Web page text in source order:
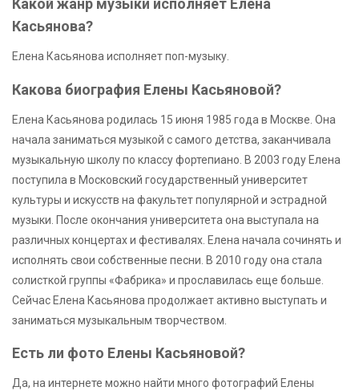
Какой жанр музыки исполняет Елена
Касьянова?
Елена Касьянова исполняет поп-музыку.
Какова биография Елены Касьяновой?
Елена Касьянова родилась 15 июня 1985 года в Москве. Она
начала заниматься музыкой с самого детства, заканчивала
музыкальную школу по классу фортепиано. В 2003 году Елена
поступила в Московский государственный университет
культуры и искусств на факультет популярной и эстрадной
музыки. После окончания университета она выступала на
различных концертах и фестивалях. Елена начала сочинять и
исполнять свои собственные песни. В 2010 году она стала
солисткой группы «Фабрика» и прославилась еще больше.
Сейчас Елена Касьянова продолжает активно выступать и
заниматься музыкальным творчеством.
Есть ли фото Елены Касьяновой?
Да, на интернете можно найти много фотографий Елены